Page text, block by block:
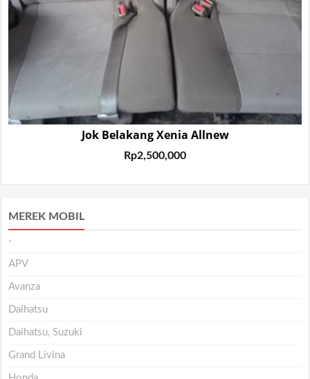
Jok Belakang Xenia Allnew
Rp2,500,000
MEREK MOBIL
-
APV
Avanza
Daihatsu
Daihatsu, Suzuki
Grand Livina